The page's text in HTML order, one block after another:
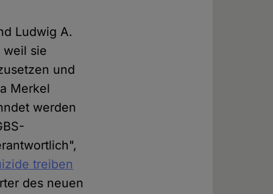
Ludwig A.
sie
und
Merkel
werden
treiben
des neuen